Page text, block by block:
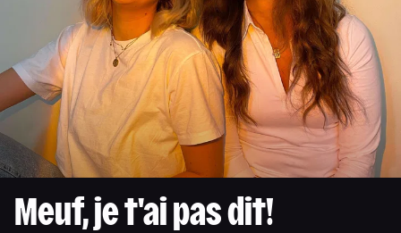
Meuf, je t'ai pas dit!